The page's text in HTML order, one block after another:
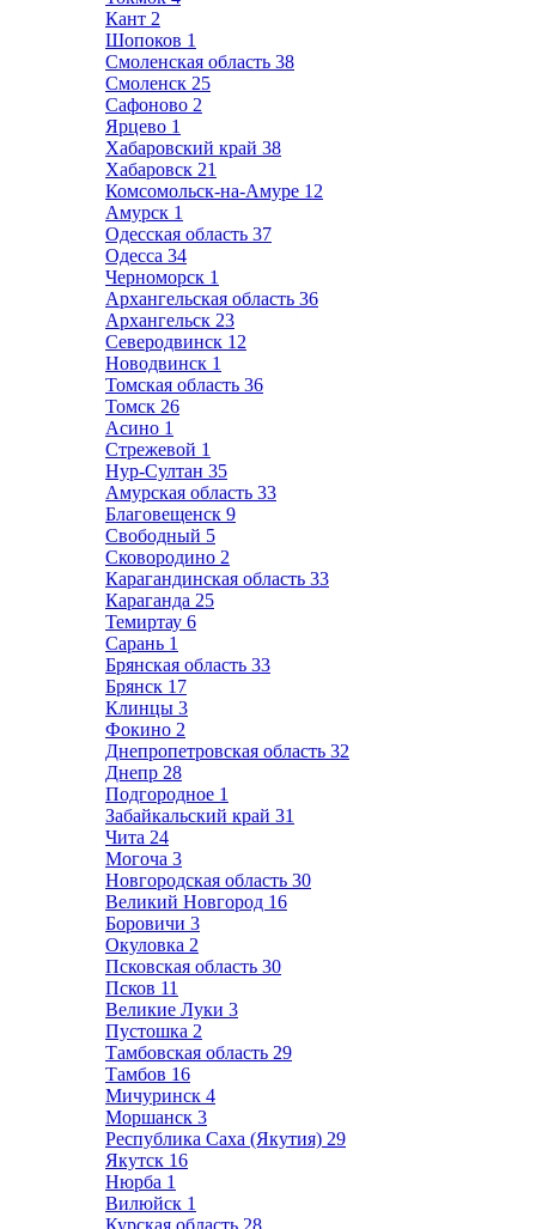
Кант 2
Шопоков 1
Смоленская область 38
Смоленск 25
Сафоново 2
Ярцево 1
Хабаровский край 38
Хабаровск 21
Комсомольск-на-Амуре 12
Амурск 1
Одесская область 37
Одесса 34
Черноморск 1
Архангельская область 36
Архангельск 23
Северодвинск 12
Новодвинск 1
Томская область 36
Томск 26
Асино 1
Стрежевой 1
Нур-Султан 35
Амурская область 33
Благовещенск 9
Свободный 5
Сковородино 2
Карагандинская область 33
Караганда 25
Темиртау 6
Сарань 1
Брянская область 33
Брянск 17
Клинцы 3
Фокино 2
Днепропетровская область 32
Днепр 28
Подгородное 1
Забайкальский край 31
Чита 24
Могоча 3
Новгородская область 30
Великий Новгород 16
Боровичи 3
Окуловка 2
Псковская область 30
Псков 11
Великие Луки 3
Пустошка 2
Тамбовская область 29
Тамбов 16
Мичуринск 4
Моршанск 3
Республика Саха (Якутия) 29
Якутск 16
Нюрба 1
Вилюйск 1
Курская область 28